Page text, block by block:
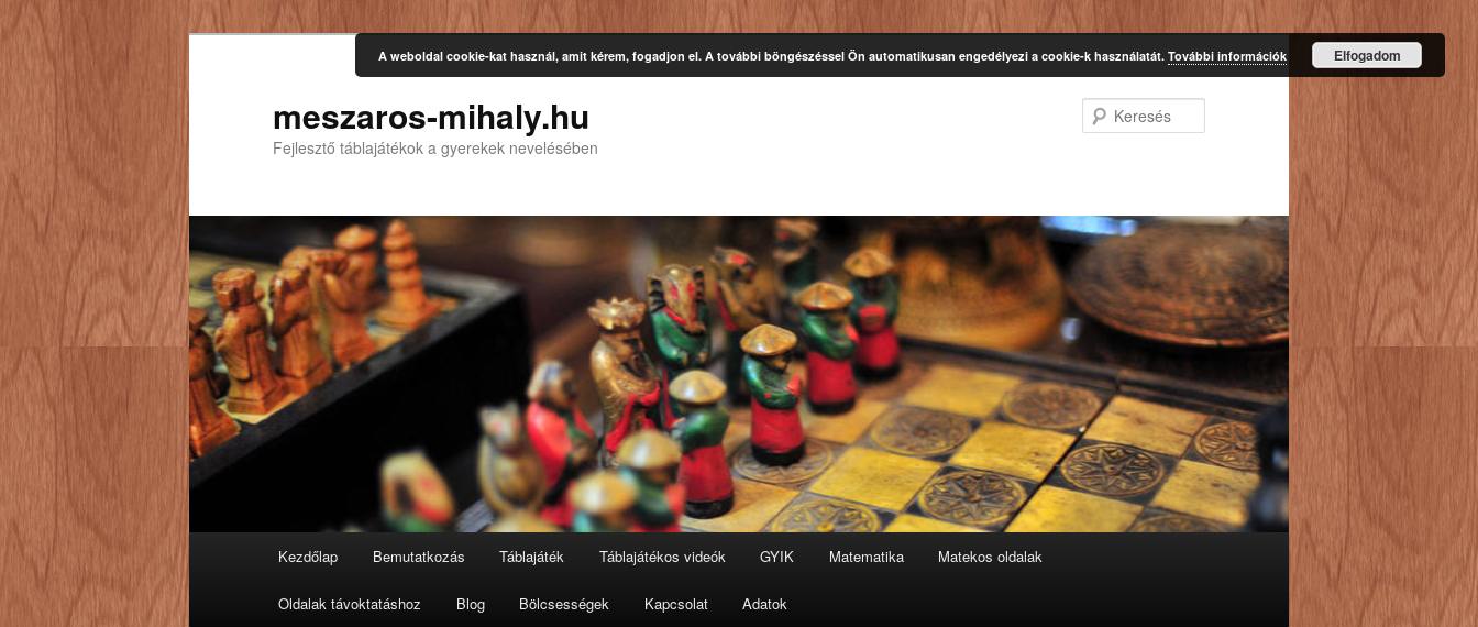
meszaros-mihaly.hu
Fejlesztő táblajátékok a gyerekek nevelésében
Tovább
az
Kezdőlap Bemutatkozás Táblajáték Táblajátékos videók GYIK Matematika Matekos oldalak
Oldalak távoktatáshoz Blog Bölcsességek Kapcsolat Adatok
A weboldal cookie-kat használ, amit kérem, fogadjon el. A további böngészéssel Ön automatikusan engedélyezi a cookie-k használatát. További információk Elfogadom